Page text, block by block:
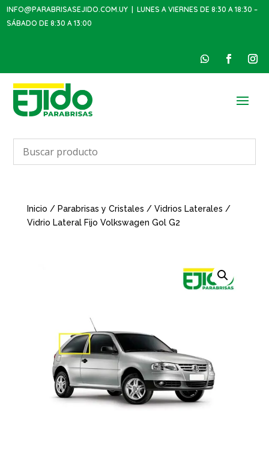
INFO@PARABRISASEJIDO.COM.UY | LUNES A VIERNES DE 8:30 A 18:30 –
SÁBADO DE 8:30 A 13:00
Inicio / Parabrisas y Cristales / Vidrios Laterales /
Vidrio Lateral Fijo Volkswagen Gol G2